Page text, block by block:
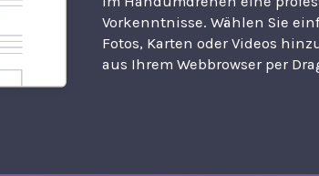
Vorkenntnisse. Wählen Sie
Fotos, Karten oder Videos
aus Ihrem Webbrowser per